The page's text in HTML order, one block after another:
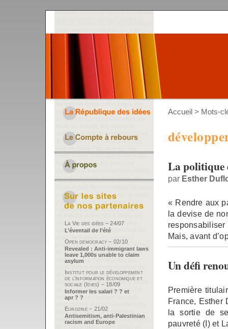
Accueil > Mots-
La politique
par Esther
« Rendre aux
la devise de
responsabiliser
Mais, avant
Un défi
Première
France, Esther
la sortie de
pauvreté (I) et
La Vie des idées – 24/07
L’éventail de l’été
Open democracy – 02/10
Revealed : Anti-immigrant laws
leave 1,000s unable to claim
asylum
Institut pour le développement
de l’information économique et
sociale (Idies) – 18/09
Informer les salari ? ? et
apr ? ?
Eurozine – 21/02
Antisemitism, anti-Palestinian
racism and Europe